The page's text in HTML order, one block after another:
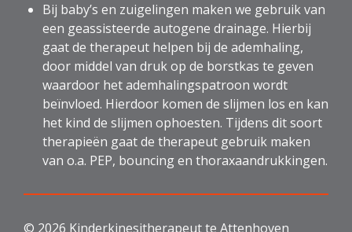
Bij baby’s en zuigelingen maken we gebruik van
een geassisteerde autogene drainage. Hierbij
gaat de therapeut helpen bij de ademhaling,
door middel van druk op de borstkas te geven
waardoor het ademhalingspatroon wordt
beïnvloed. Hierdoor komen de slijmen los en kan
het kind de slijmen ophoesten. Tijdens dit soort
therapieën gaat de therapeut gebruik maken
van o.a. PEP, bouncing en thoraxaandrukkingen.
© 2026 Kinderkinesitherapeut te Attenhoven